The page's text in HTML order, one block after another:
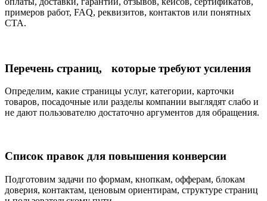
примеров работ, FAQ, реквизитов, контактов или понятных
CTA.
Перечень страниц, которые требуют усиления
Определим, какие страницы услуг, категории, карточки
товаров, посадочные или разделы компании выглядят слабо и
не дают пользователю достаточно аргументов для обращения.
Список правок для повышения конверсии
Подготовим задачи по формам, кнопкам, офферам, блокам
доверия, контактам, ценовым ориентирам, структуре страниц